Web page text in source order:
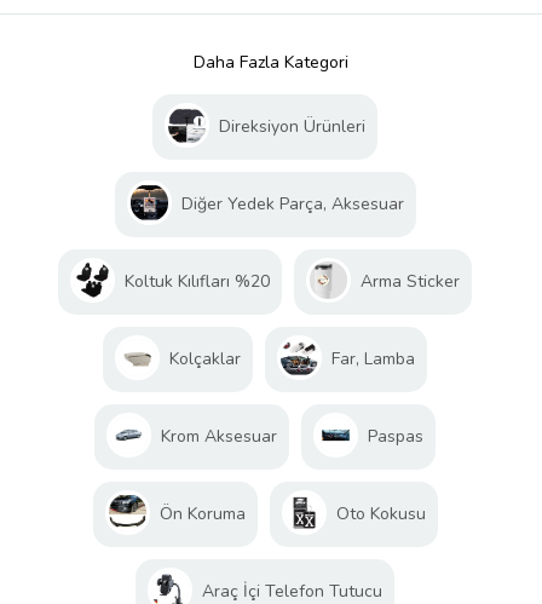
Daha Fazla Kategori
Direksiyon Ürünleri
Diğer Yedek Parça, Aksesuar
Koltuk Kılıfları %20 Arma Sticker
Kolçaklar Far, Lamba
Krom Aksesuar Paspas
Ön Koruma Oto Kokusu
Araç İçi Telefon Tutucu